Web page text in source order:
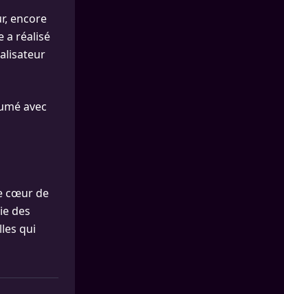
encore
a réalisé
avec
cœur de
des
qui